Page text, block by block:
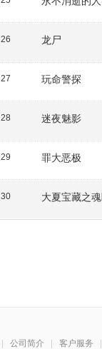
26 龙尸
27 玩命警探
28 迷夜魅影
29 罪大恶极
30 大夏宝藏之
| 公司简介 | 客户服务
|